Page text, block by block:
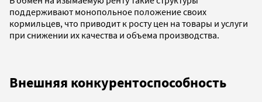
поддерживают монопольное положение своих
кормильцев, что приводит к росту цен на товары и услуги
при снижении их качества и объема производства.
Внешняя конкурентоспособность